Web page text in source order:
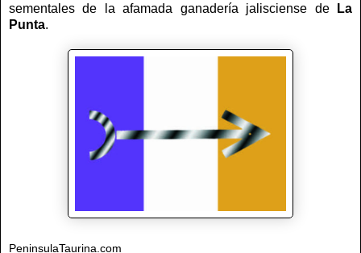
sementales de la afamada ganadería jalisciense deLa
Punta.
PeninsulaTaurina.com